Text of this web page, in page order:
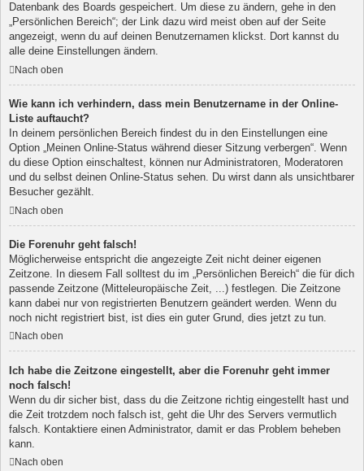
Datenbank des Boards gespeichert. Um diese zu ändern, gehe in den
„Persönlichen Bereich“; der Link dazu wird meist oben auf der Seite
angezeigt, wenn du auf deinen Benutzernamen klickst. Dort kannst du
alle deine Einstellungen ändern.
Nach oben
Wie kann ich verhindern, dass mein Benutzername in der Online-
Liste auftaucht?
In deinem persönlichen Bereich findest du in den Einstellungen eine
Option „Meinen Online-Status während dieser Sitzung verbergen“. Wenn
du diese Option einschaltest, können nur Administratoren, Moderatoren
und du selbst deinen Online-Status sehen. Du wirst dann als unsichtbarer
Besucher gezählt.
Nach oben
Die Forenuhr geht falsch!
Möglicherweise entspricht die angezeigte Zeit nicht deiner eigenen
Zeitzone. In diesem Fall solltest du im „Persönlichen Bereich“ die für dich
passende Zeitzone (Mitteleuropäische Zeit, ...) festlegen. Die Zeitzone
kann dabei nur von registrierten Benutzern geändert werden. Wenn du
noch nicht registriert bist, ist dies ein guter Grund, dies jetzt zu tun.
Nach oben
Ich habe die Zeitzone eingestellt, aber die Forenuhr geht immer
noch falsch!
Wenn du dir sicher bist, dass du die Zeitzone richtig eingestellt hast und
die Zeit trotzdem noch falsch ist, geht die Uhr des Servers vermutlich
falsch. Kontaktiere einen Administrator, damit er das Problem beheben
kann.
Nach oben